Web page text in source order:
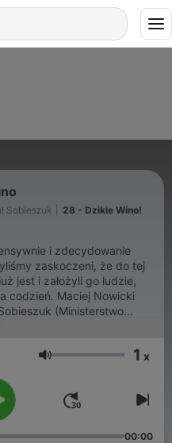
Sobieszuk
28 - Dzikie Wino!
i zdecydowanie
zaskoczeni, że do tej
jest i założyli go ludzie,
codzień. Maciej Nowicki
(Ministerstwo
opowiadać o polskim
powinno. O winach
ale i bolączkach czy
Głośność 1 x
00:00